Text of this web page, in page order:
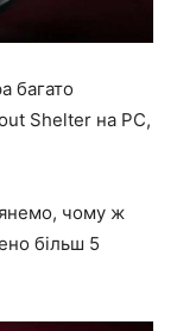
багато
Shelter на PC,
чому ж
більш 5